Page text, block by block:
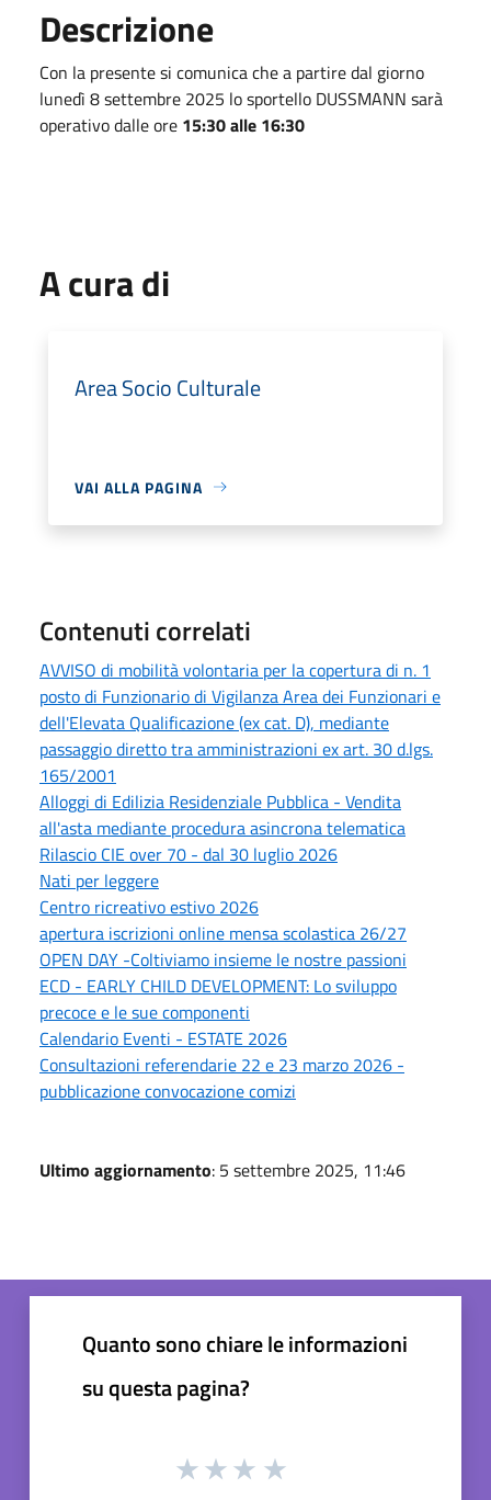
Descrizione
Con la presente si comunica che a partire dal giorno
lunedì 8 settembre 2025 lo sportello DUSSMANN sarà
operativo dalle ore 15:30 alle 16:30
A cura di
Area Socio Culturale
VAI ALLA PAGINA
Contenuti correlati
AVVISO di mobilità volontaria per la copertura di n. 1
posto di Funzionario di Vigilanza Area dei Funzionari e
dell'Elevata Qualificazione (ex cat. D), mediante
passaggio diretto tra amministrazioni ex art. 30 d.lgs.
165/2001
Alloggi di Edilizia Residenziale Pubblica - Vendita
all'asta mediante procedura asincrona telematica
Rilascio CIE over 70 - dal 30 luglio 2026
Nati per leggere
Centro ricreativo estivo 2026
apertura iscrizioni online mensa scolastica 26/27
OPEN DAY -Coltiviamo insieme le nostre passioni
ECD - EARLY CHILD DEVELOPMENT: Lo sviluppo
precoce e le sue componenti
Calendario Eventi - ESTATE 2026
Consultazioni referendarie 22 e 23 marzo 2026 -
pubblicazione convocazione comizi
Ultimo aggiornamento: 5 settembre 2025, 11:46
Quanto sono chiare le informazioni
su questa pagina?